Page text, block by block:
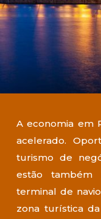
A economia em
acelerado.
turismo de
estão também
terminal de
zona turística